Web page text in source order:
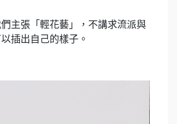
主張「輕花藝」，不講求流派與
插出自己的樣子。